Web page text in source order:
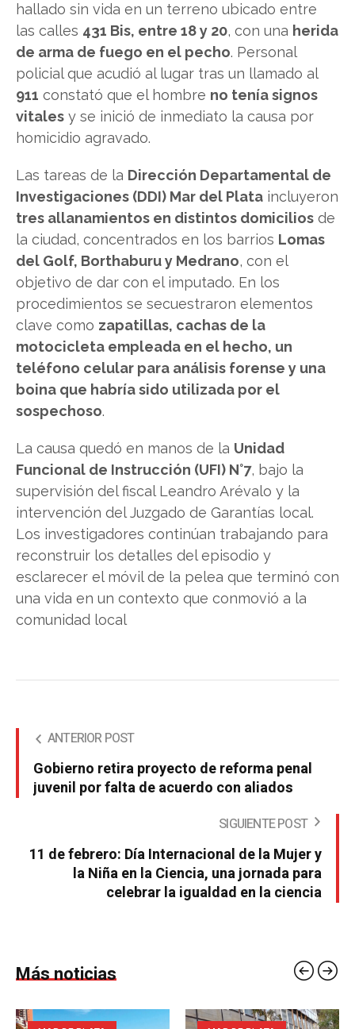
hallado sin vida en un terreno ubicado entre
las calles 431 Bis, entre 18 y 20, con una herida
de arma de fuego en el pecho. Personal
policial que acudió al lugar tras un llamado al
911 constató que el hombre no tenía signos
vitales y se inició de inmediato la causa por
homicidio agravado.
Las tareas de la Dirección Departamental de
Investigaciones (DDI) Mar del Plata incluyeron
tres allanamientos en distintos domicilios de
la ciudad, concentrados en los barrios Lomas
del Golf, Borthaburu y Medrano, con el
objetivo de dar con el imputado. En los
procedimientos se secuestraron elementos
clave como zapatillas, cachas de la
motocicleta empleada en el hecho, un
teléfono celular para análisis forense y una
boina que habría sido utilizada por el
sospechoso.
La causa quedó en manos de la Unidad
Funcional de Instrucción (UFI) N°7, bajo la
supervisión del fiscal Leandro Arévalo y la
intervención del Juzgado de Garantías local.
Los investigadores continúan trabajando para
reconstruir los detalles del episodio y
esclarecer el móvil de la pelea que terminó con
una vida en un contexto que conmovió a la
comunidad local
ANTERIOR POST
Gobierno retira proyecto de reforma penal
juvenil por falta de acuerdo con aliados
SIGUIENTE POST
11 de febrero: Día Internacional de la Mujer y
la Niña en la Ciencia, una jornada para
celebrar la igualdad en la ciencia
Más noticias